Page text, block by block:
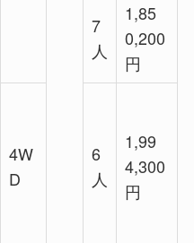
7
人
1,85
0,200
円
4W
D
6
人
1,99
4,300
円